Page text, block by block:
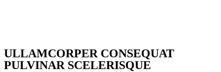
ULLAMCORPER CONSEQUAT
PULVINAR SCELERISQUE